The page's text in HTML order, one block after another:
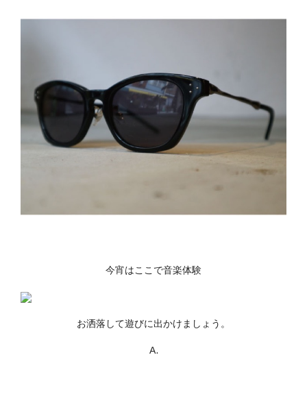
今宵はここで音楽体験
お洒落して遊びに出かけましょう。
A.